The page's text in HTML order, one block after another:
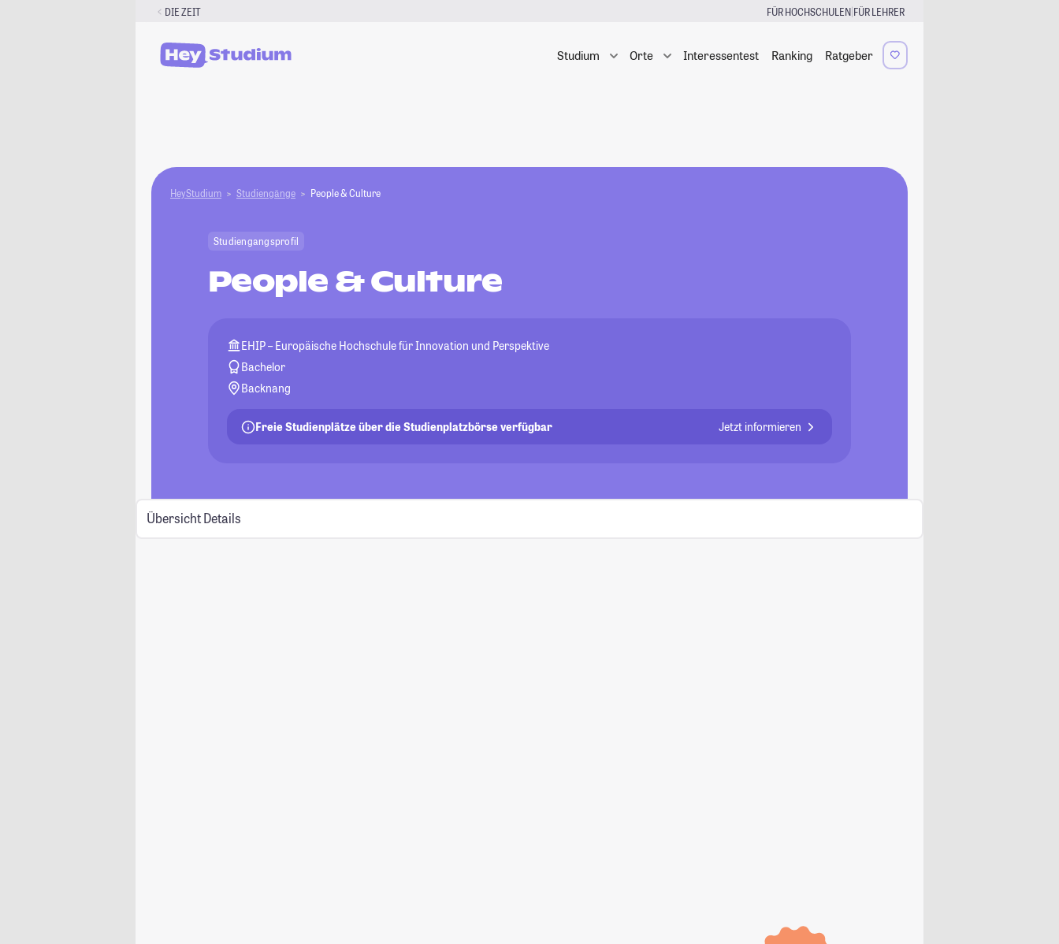
DIE ZEIT FÜR HOCHSCHULEN|FÜR LEHRER
Studium Orte Interessentest Ranking Ratgeber
HeyStudium Studiengänge People & Culture
Studiengangsprofil
People & Culture
EHIP – Europäische Hochschule für Innovation und Perspektive
Bachelor
Backnang
Freie Studienplätze über die Studienplatzbörse verfügbar Jetzt informieren
Übersicht Details